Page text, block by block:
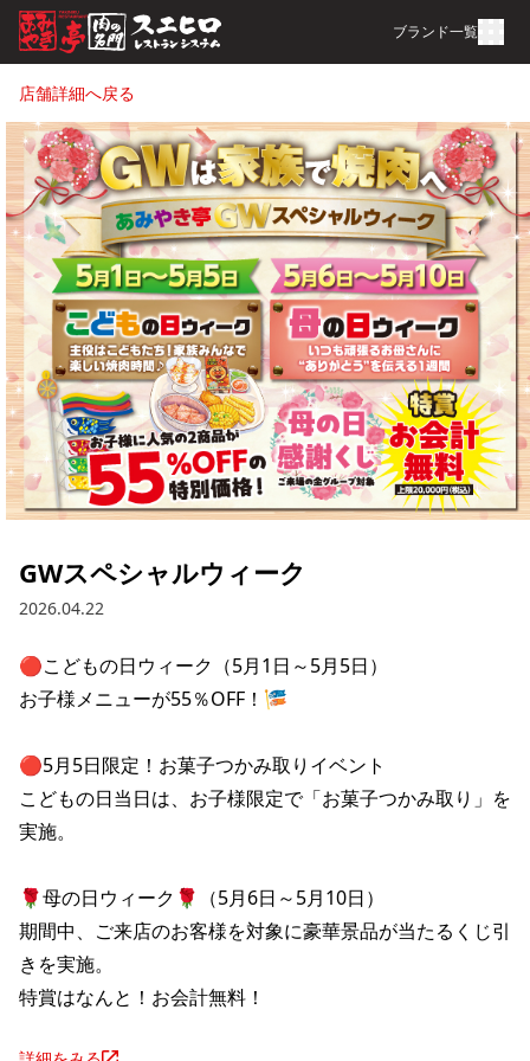
ブランド一覧
店舗詳細へ戻る
GWスペシャルウィーク
2026.04.22
🔴こどもの日ウィーク（5月1日～5月5日）
お子様メニューが55％OFF！🎏
🔴5月5日限定！お菓子つかみ取りイベント
こどもの日当日は、お子様限定で「お菓子つかみ取り」を
実施。
🌹母の日ウィーク🌹（5月6日～5月10日）
期間中、ご来店のお客様を対象に豪華景品が当たるくじ引
きを実施。
特賞はなんと！お会計無料！